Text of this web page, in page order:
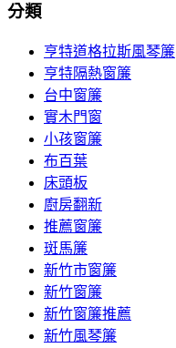
分類
亨特道格拉斯風琴簾
亨特隔熱窗簾
台中窗簾
實木門窗
小孩窗簾
布百葉
床頭板
廚房翻新
推薦窗簾
斑馬簾
新竹市窗簾
新竹窗簾
新竹窗簾推薦
新竹風琴簾